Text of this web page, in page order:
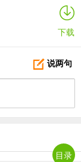
下载
说两句
目录